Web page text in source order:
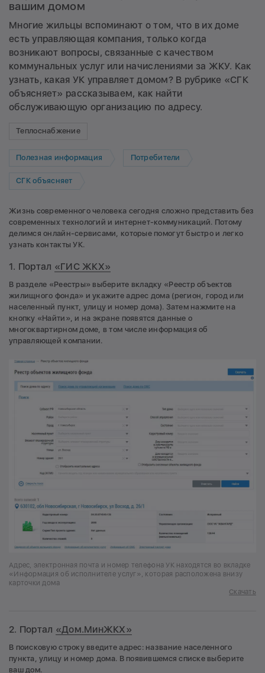
вашим домом
Многие жильцы вспоминают о том, что в их доме
есть управляющая компания, только когда
возникают вопросы, связанные с качеством
коммунальных услуг или начислениями за ЖКУ. Как
узнать, какая УК управляет домом? В рубрике «СГК
объясняет» рассказываем, как найти
обслуживающую организацию по адресу.
Теплоснабжение
Полезная информация Потребители
СГК объясняет
Жизнь современного человека сегодня сложно представить без
современных технологий и интернет-коммуникаций. Потому
делимся онлайн-сервисами, которые помогут быстро и легко
узнать контакты УК.
1. Портал «ГИС ЖКХ»
В разделе «Реестры» выберите вкладку «Реестр объектов
жилищного фонда» и укажите адрес дома (регион, город или
населенный пункт, улицу и номер дома). Затем нажмите на
кнопку «Найти», и на экране появятся данные о
многоквартирном доме, в том числе информация об
управляющей компании.
Адрес, электронная почта и номер телефона УК находятся во вкладке
«Информация об исполнителе услуг», которая расположена внизу
карточки дома
Скачать
2. Портал «Дом.МинЖКХ»
В поисковую строку введите адрес: название населенного
пункта, улицу и номер дома. В появившемся списке выберите
ваш дом.